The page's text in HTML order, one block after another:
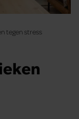
tegen stress